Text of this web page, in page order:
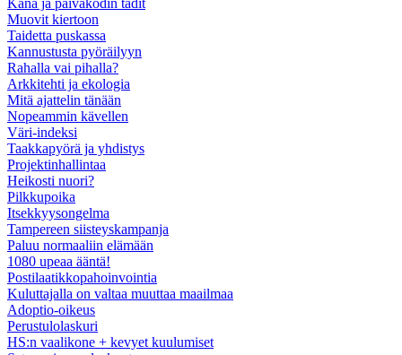
Kana ja päiväkodin tädit
Muovit kiertoon
Taidetta puskassa
Kannustusta pyöräilyyn
Rahalla vai pihalla?
Arkkitehti ja ekologia
Mitä ajattelin tänään
Nopeammin kävellen
Väri-indeksi
Taakkapyörä ja yhdistys
Projektinhallintaa
Heikosti nuori?
Pilkkupoika
Itsekkyysongelma
Tampereen siisteyskampanja
Paluu normaaliin elämään
1080 upeaa ääntä!
Postilaatikkopahoinvointia
Kuluttajalla on valtaa muuttaa maailmaa
Adoptio-oikeus
Perustulolaskuri
HS:n vaalikone + kevyet kuulumiset